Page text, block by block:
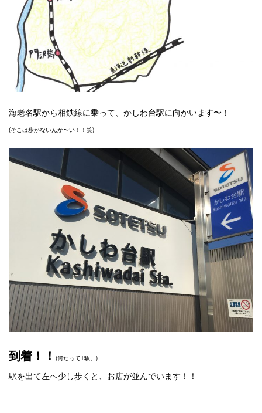
海老名駅から相鉄線に乗って、かしわ台駅に向かいます〜！
(そこは歩かないんか〜い！！笑)
到着！！ (何たって1駅。)
駅を出て左へ少し歩くと、お店が並んでいます！！